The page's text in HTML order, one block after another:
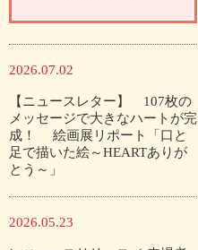
2026.07.02
【ニュースレター】 107枚の
メッセージで大きなハートが完
成！ 絵画展リポート「口と
足で描いた絵～HEARTありが
とう～」
2026.05.23